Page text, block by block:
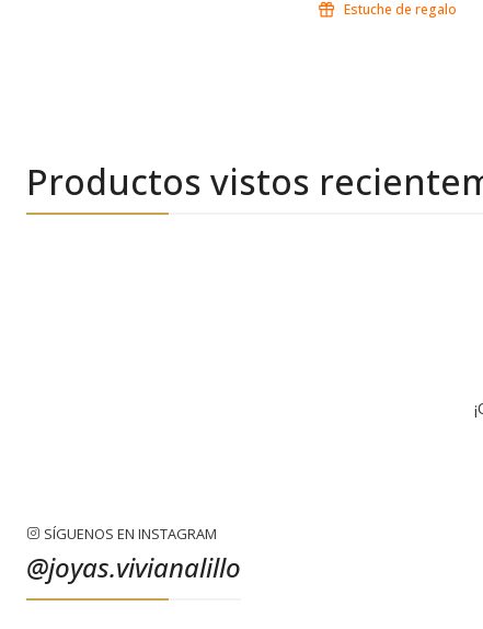
Estuche de regalo
Productos vistos
SÍGUENOS EN INSTAGRAM
@joyas.vivianalillo